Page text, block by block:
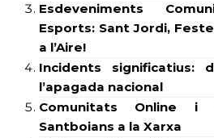
Esdeveniments
Esports: Sant Jordi,
a l’Aire!
Incidents significatius:
l’apagada nacional
Comunitats Online i
Santboians a la Xarxa